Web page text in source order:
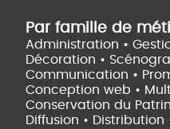
Par famille de
Administration •
Décoration •
Communication •
Conception web •
Conservation du
Diffusion •